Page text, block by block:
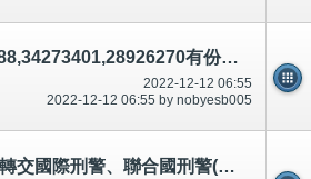
學校、教育局28910088,34273401,28926270有份車禍殺人.(說話前後不一)串通,合謀,論壇/討論區有講有說
2022-12-12 06:55
2022-12-12 06:55 by nobyesb005
嚴重，市民說/講調查,轉交國際刑警、聯合國刑警(警察)。如果有193個國家，好像/好似70億人？